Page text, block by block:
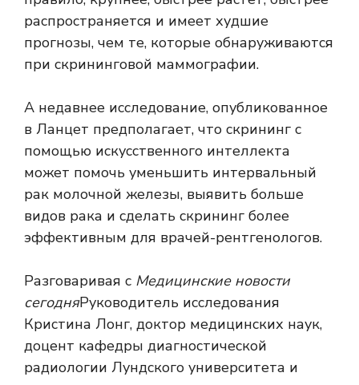
распространяется и имеет худшие
прогнозы, чем те, которые обнаруживаются
при скрининговой маммографии.
А недавнее исследование, опубликованное
в Ланцет предполагает, что скрининг с
помощью искусственного интеллекта
может помочь уменьшить интервальный
рак молочной железы, выявить больше
видов рака и сделать скрининг более
эффективным для врачей-рентгенологов.
Разговаривая с Медицинские новости
сегодняРуководитель исследования
Кристина Лонг, доктор медицинских наук,
доцент кафедры диагностической
радиологии Лундского университета и